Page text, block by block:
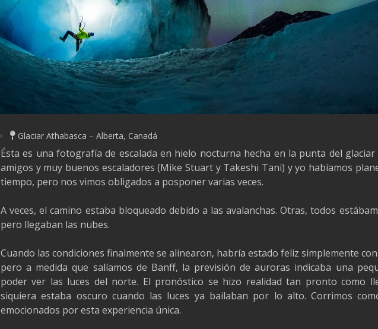
Glaciar Athabasca – Alberta, Canadá
Ésta es una fotografía de escalada en hielo nocturna hecha en la punta del glaciar
amigos y muy buenos escaladores (Mike Stuart y Takeshi Tani) y yo habíamos
tiempo, pero nos vimos obligados a posponer varias veces.
A veces, el camino estaba bloqueado debido a las avalanchas. Otras, todos
pero llegaban las nubes.
Cuando las condiciones finalmente se alinearon, habría estado feliz simplemente
pero a medida que salíamos de Banff, la previsión de auroras indicaba una
poder ver las luces del norte. El pronóstico se hizo realidad tan pronto como
siquiera estaba oscuro cuando las luces ya bailaban por lo alto. Corrimos
emocionados por esta experiencia única.